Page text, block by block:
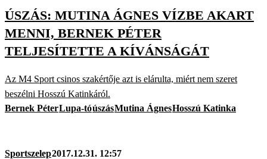
ÚSZÁS: MUTINA ÁGNES VÍZBE AKART
MENNI, BERNEK PÉTER
TELJESÍTETTE A KÍVÁNSÁGÁT
Az M4 Sport csinos szakértője azt is elárulta, miért nem szeret
beszélni Hosszú Katinkáról.
Bernek PéterLupa-tóúszásMutina ÁgnesHosszú Katinka
Sportszelep2017.12.31. 12:57